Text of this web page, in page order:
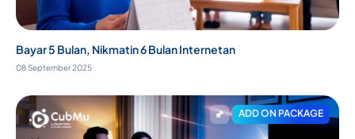
Bayar 5 Bulan, Nikmatin 6 Bulan Internetan
08 September 2025
ADD ON PACKAGE